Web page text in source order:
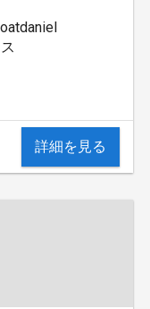
詳細を見る